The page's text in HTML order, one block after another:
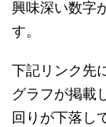
興味深い数字
す。
下記リンク先
グラフが掲載
回りが下落し